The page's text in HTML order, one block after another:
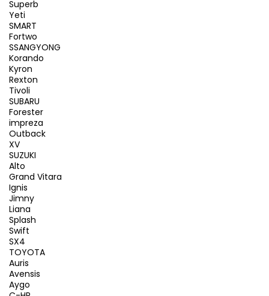
Superb
Yeti
SMART
Fortwo
SSANGYONG
Korando
Kyron
Rexton
Tivoli
SUBARU
Forester
impreza
Outback
XV
SUZUKI
Alto
Grand Vitara
Ignis
Jimny
Liana
Splash
Swift
SX4
TOYOTA
Auris
Avensis
Aygo